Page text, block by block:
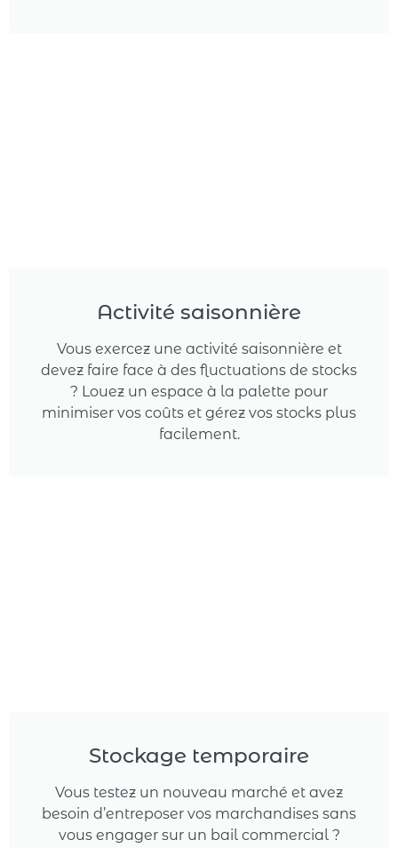
Activité saisonnière
Vous exercez une activité saisonnière et
devez faire face à des fluctuations de stocks
? Louez un espace à la palette pour
minimiser vos coûts et gérez vos stocks plus
facilement.
Stockage temporaire
Vous testez un nouveau marché et avez
besoin d’entreposer vos marchandises sans
vous engager sur un bail commercial ?